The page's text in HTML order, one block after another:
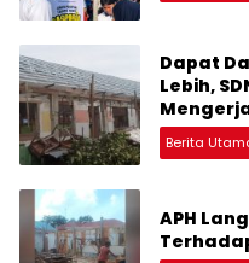
Dapat
Lebih,
Berita
APH